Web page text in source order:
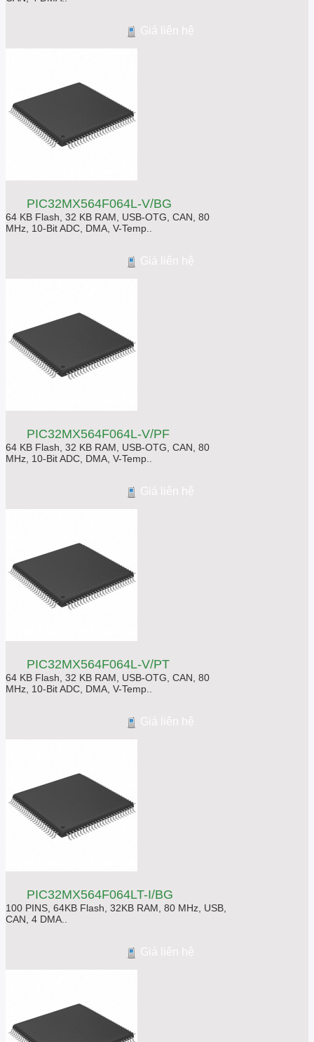
Giá liên hệ
PIC32MX564F064L-V/BG
64 KB Flash, 32 KB RAM, USB-OTG, CAN, 80
MHz, 10-Bit ADC, DMA, V-Temp..
Giá liên hệ
PIC32MX564F064L-V/PF
64 KB Flash, 32 KB RAM, USB-OTG, CAN, 80
MHz, 10-Bit ADC, DMA, V-Temp..
Giá liên hệ
PIC32MX564F064L-V/PT
64 KB Flash, 32 KB RAM, USB-OTG, CAN, 80
MHz, 10-Bit ADC, DMA, V-Temp..
Giá liên hệ
PIC32MX564F064LT-I/BG
100 PINS, 64KB Flash, 32KB RAM, 80 MHz, USB,
CAN, 4 DMA..
Giá liên hệ